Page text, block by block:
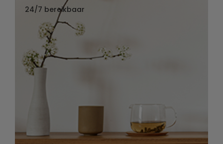
24/7 bereikbaar